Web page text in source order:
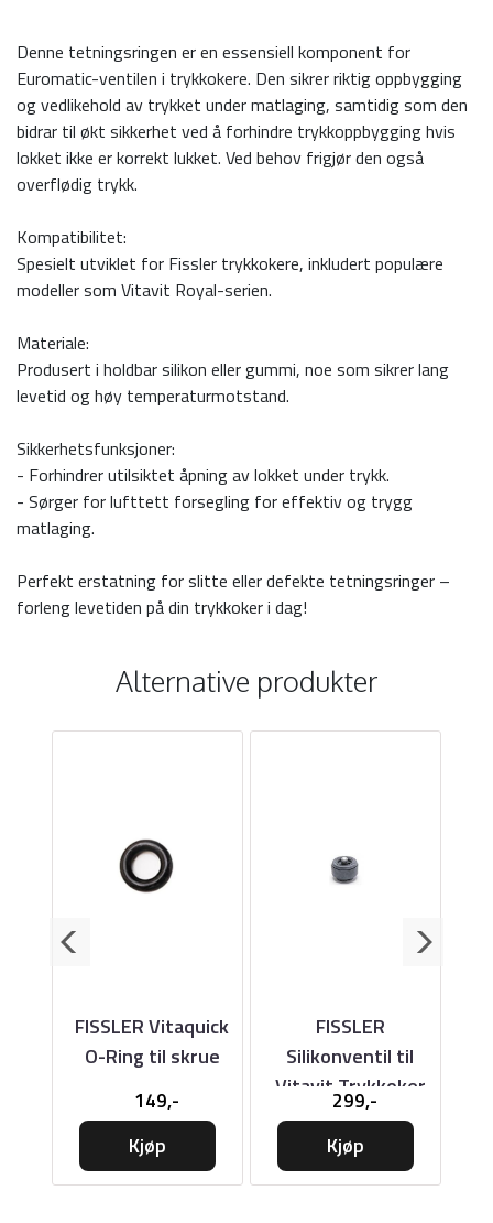
Denne tetningsringen er en essensiell komponent for
Euromatic-ventilen i trykkokere. Den sikrer riktig oppbygging
og vedlikehold av trykket under matlaging, samtidig som den
bidrar til økt sikkerhet ved å forhindre trykkoppbygging hvis
lokket ikke er korrekt lukket. Ved behov frigjør den også
overflødig trykk.
Kompatibilitet:
Spesielt utviklet for Fissler trykkokere, inkludert populære
modeller som Vitavit Royal-serien.
Materiale:
Produsert i holdbar silikon eller gummi, noe som sikrer lang
levetid og høy temperaturmotstand.
Sikkerhetsfunksjoner:
- Forhindrer utilsiktet åpning av lokket under trykk.
- Sørger for lufttett forsegling for effektiv og trygg
matlaging.
Perfekt erstatning for slitte eller defekte tetningsringer –
forleng levetiden på din trykkoker i dag!
Alternative produkter
FISSLER Vitaquick
O-Ring til skrue
149,-
Kjøp
FISSLER
Silikonventil til
Vitavit Trykkoker
299,-
Kjøp